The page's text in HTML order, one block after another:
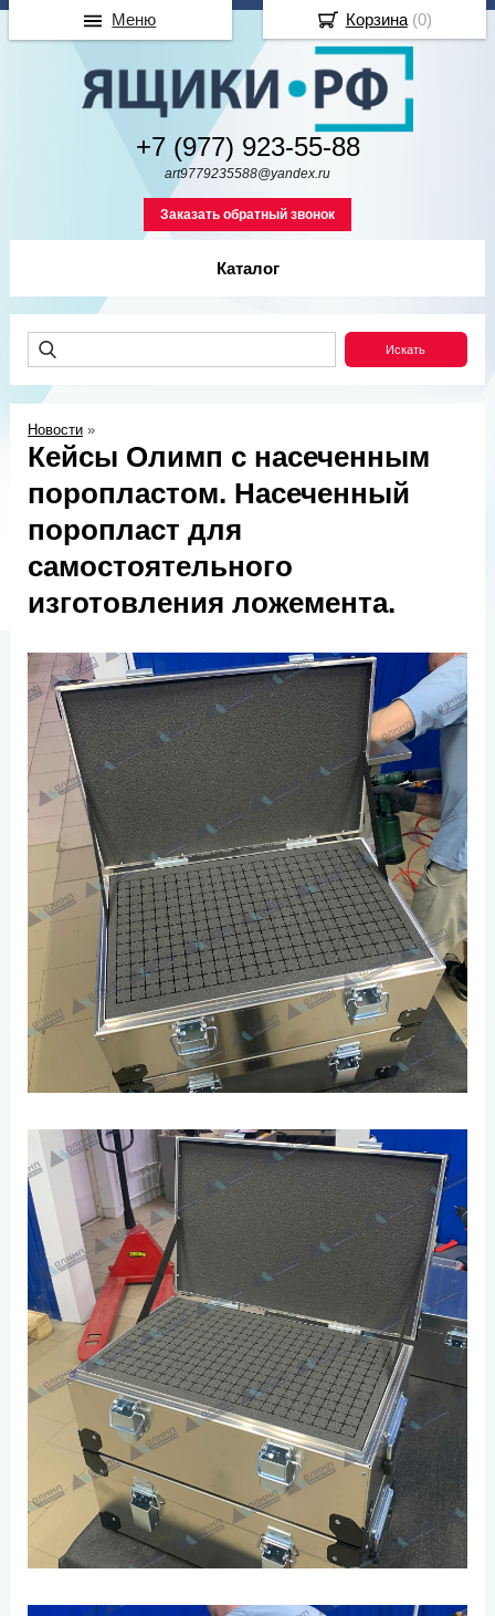
+7 (977) 923-55-88
art9779235588@yandex.ru
Заказать обратный звонок
Каталог
Новости »
Кейсы Олимп с насеченным
поропластом. Насеченный
поропласт для
самостоятельного
изготовления ложемента.
Корзина(0)
Меню